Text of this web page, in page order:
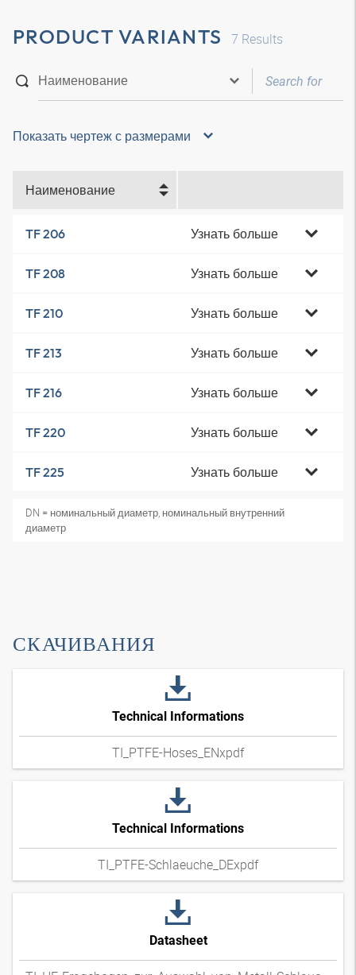
PRODUCT VARIANTS 7 Results
Показать чертеж с размерами
Наименование
TF 206 Узнать больше
TF 208 Узнать больше
TF 210 Узнать больше
TF 213 Узнать больше
TF 216 Узнать больше
TF 220 Узнать больше
TF 225 Узнать больше
DN = номинальный диаметр, номинальный внутренний
диаметр
СКАЧИВАНИЯ
Technical Informations
TI_PTFE-Hoses_ENxpdf
Technical Informations
TI_PTFE-Schlaeuche_DExpdf
Datasheet